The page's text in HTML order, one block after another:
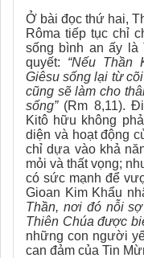
Ở bài đọc thứ hai,
Rôma tiếp tục chỉ
sống bình an ấy là
quyết: “Nếu
Giêsu sống lại từ
cũng sẽ làm cho
sống”(Rm 8,11).
Kitô hữu không
diện và hoạt động
chỉ dựa vào khả
mỏi và thất vọng;
có sức mạnh để
Gioan Kim Khẩu
Thần, nơi đó nỗi
Thiên Chúa được
những con người
can đảm của Tin